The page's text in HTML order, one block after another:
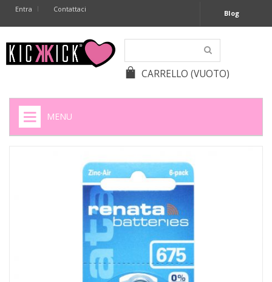
Entra Contattaci Blog
CARRELLO (VUOTO)
MENU
SIGARETTE ELETTRONICHE
BATTERIE APPARECCHI ACUSTICI
PRODOTTI MONOUSO E TNT